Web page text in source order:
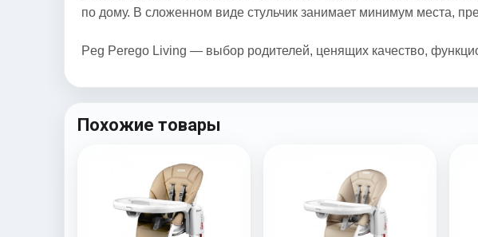
по дому. В сложенном виде стульчик занимает минимум места,
Peg Perego Living — выбор родителей, ценящих качество,
Похожие товары